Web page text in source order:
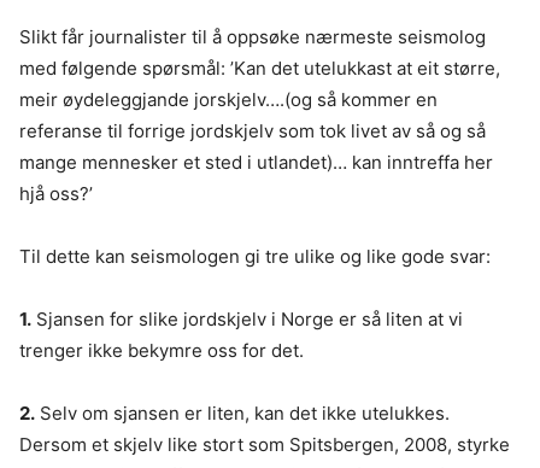
Slikt får journalister til å oppsøke nærmeste seismolog
med følgende spørsmål: ’Kan det utelukkast at eit større,
meir øydeleggjande jorskjelv….(og så kommer en
referanse til forrige jordskjelv som tok livet av så og så
mange mennesker et sted i utlandet)… kan inntreffa her
hjå oss?’
Til dette kan seismologen gi tre ulike og like gode svar:
1. Sjansen for slike jordskjelv i Norge er så liten at vi
trenger ikke bekymre oss for det.
2. Selv om sjansen er liten, kan det ikke utelukkes.
Dersom et skjelv like stort som Spitsbergen, 2008, styrke